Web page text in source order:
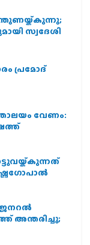
സ്വദേശി
പ്രമോദ്
വേണം:
അന്തരിച്ചു;